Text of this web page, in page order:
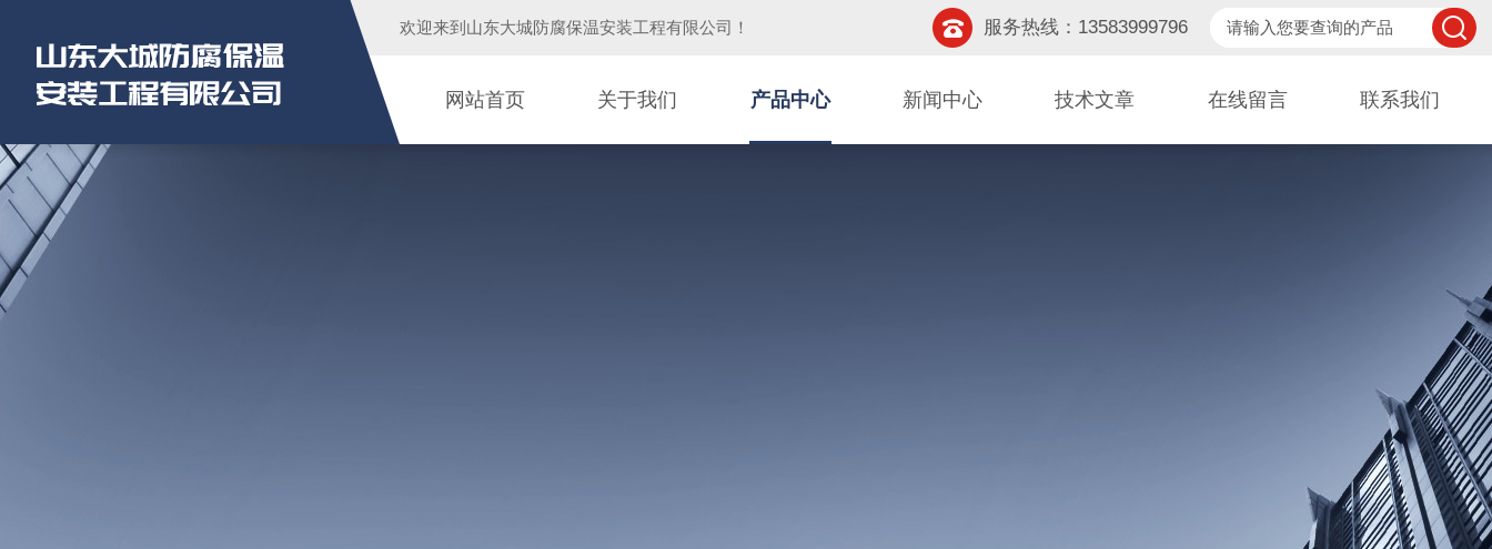
欢迎来到 山东大城防腐保温安装工程有限公司 ！ 服务热线：13583999796
网站首页 关于我们 产品中心 新闻中心 技术文章 在线留言 联系我们